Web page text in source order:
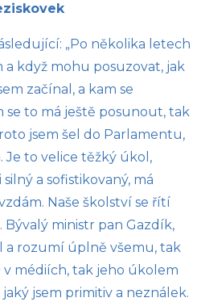
„Po několika letech
a když mohu posuzovat, jak
začínal, a kam se
se to má ještě posunout, tak
jsem šel do Parlamentu,
Je to velice těžký úkol,
a sofistikovaný, má
Naše školství se řítí
ministr pan Gazdík,
a rozumí úplně všemu, tak
médiích, tak jeho úkolem
jsem primitiv a neználek.